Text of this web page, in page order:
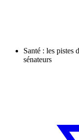
Santé : les pistes
sénateurs